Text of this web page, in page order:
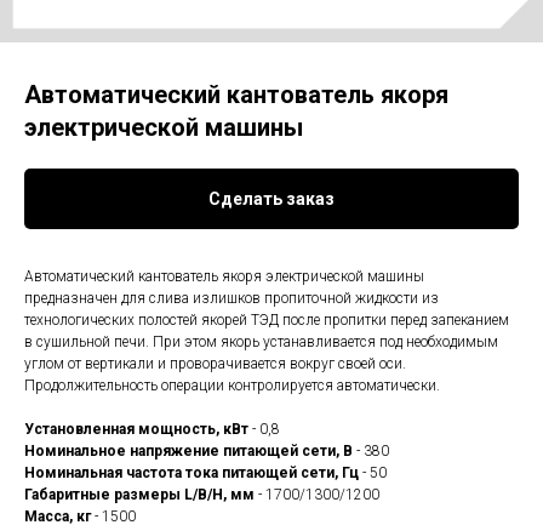
Автоматический кантователь якоря
электрической машины
Сделать заказ
Автоматический кантователь якоря электрической машины
предназначен для слива излишков пропиточной жидкости из
технологических полостей якорей ТЭД после пропитки перед запеканием
в сушильной печи. При этом якорь устанавливается под необходимым
углом от вертикали и проворачивается вокруг своей оси.
Продолжительность операции контролируется автоматически.
Установленная мощность, кВт - 0,8
Номинальное напряжение питающей сети, В - 380
Номинальная частота тока питающей сети, Гц - 50
Габаритные размеры L/B/H, мм - 1700/1300/1200
Масса, кг- 1500